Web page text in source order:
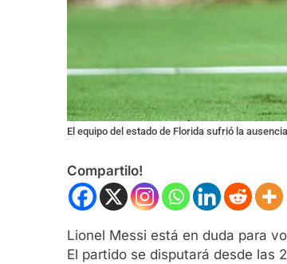
El equipo del estado de Florida sufrió la
Compartilo!
Lionel Messi está en duda para
El partido se disputará desde las